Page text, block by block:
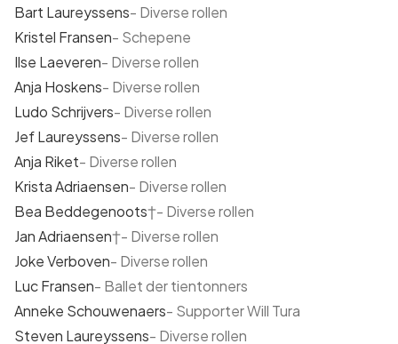
Bart Laureyssens- Diverse rollen
Kristel Fransen- Schepene
Ilse Laeveren- Diverse rollen
Anja Hoskens- Diverse rollen
Ludo Schrijvers- Diverse rollen
Jef Laureyssens- Diverse rollen
Anja Riket- Diverse rollen
Krista Adriaensen- Diverse rollen
Bea Beddegenoots†- Diverse rollen
Jan Adriaensen†- Diverse rollen
Joke Verboven- Diverse rollen
Luc Fransen- Ballet der tientonners
Anneke Schouwenaers- Supporter Will Tura
Steven Laureyssens- Diverse rollen